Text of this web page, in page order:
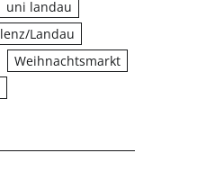
uni landau
Landau
Weihnachtsmarkt